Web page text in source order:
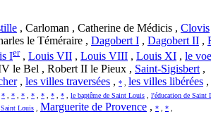
, Carloman , Catherine de Médicis , Clovis
le Téméraire , Dagobert I , Dagobert II ,
Ier, Louis VII , Louis VIII , Louis XI , le
le Bel , Robert II le Pieux , Saint-Sigisbert,
, les villes traversées , * , les villes libérées ,
* , * , * , * , * , * , * , le baptême de Saint Louis , l'éducation de Saint
Louis , Marguerite de Provence , * , * ,